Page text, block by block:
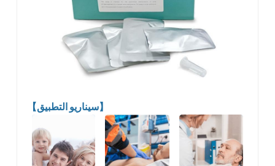
【سيناريو التطبيق】